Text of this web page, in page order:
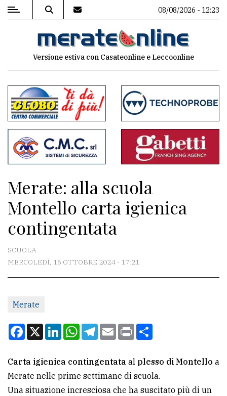
MENU
commenti
Contenuti
del
sito
Associazioni
Meteo
CONTATTI
Scrivici
Per
la
pubblicità
08/08/2026 - 12:23
Versione estiva con Casateonline e Leccoonline
Merate: alla scuola
Montello carta igienica
contingentata
SCUOLA
MERCOLEDÌ, 16 OTTOBRE 2024 - 17:21
Merate
Facebook
X LinkedInWhatsApp
Telegram
EmailPrint
Carta igienica contingentata al plesso di Montello a
Merate nelle prime settimane di scuola.
Una situazione incresciosa che ha suscitato più di un